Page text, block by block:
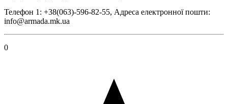
Телефон 1: +38(063)-596-82-55, Адреса електронної пошти:
info@armada.mk.ua
0